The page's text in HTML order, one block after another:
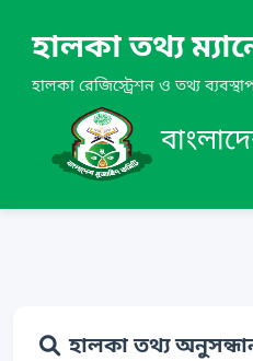
হালকা তথ্য
হালকা রেজিস্ট্রেশন ও তথ্য
হালকা তথ্য